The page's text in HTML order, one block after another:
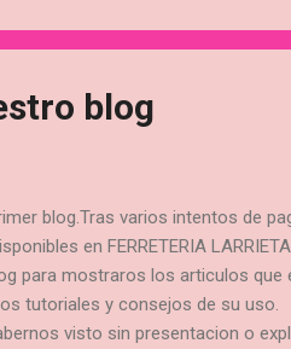
p...
blog
blog.Tras varios intentos de
en FERRETERIA
para mostraros los articulos que
tutoriales y consejos de su
visto sin presentacion o